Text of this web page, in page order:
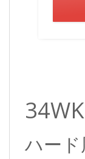
ハード